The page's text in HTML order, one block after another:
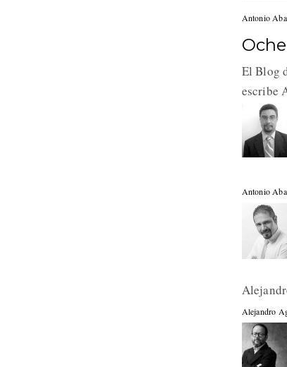
Antonio
El Blog
escribe
Antonio
Alejandro